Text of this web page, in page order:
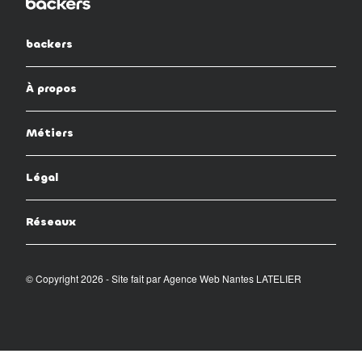
backers
À propos
Métiers
Légal
Réseaux
© Copyright 2026 - Site fait parAgence Web Nantes LATELIER